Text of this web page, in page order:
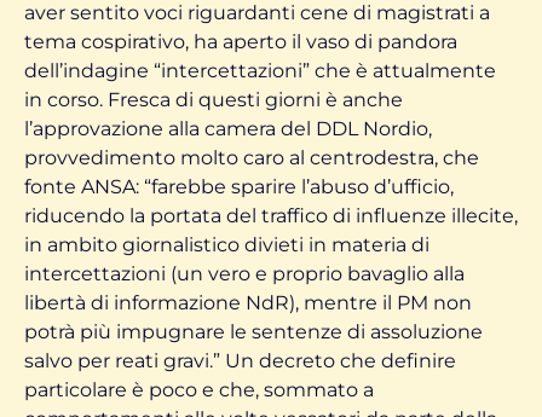
aver sentito voci riguardanti cene di magistrati a
tema cospirativo, ha aperto il vaso di pandora
dell’indagine “intercettazioni” che è attualmente
in corso. Fresca di questi giorni è anche
l’approvazione alla camera del DDL Nordio,
provvedimento molto caro al centrodestra, che
fonte ANSA: “farebbe sparire l’abuso d’ufficio,
riducendo la portata del traffico di influenze illecite,
in ambito giornalistico divieti in materia di
intercettazioni (un vero e proprio bavaglio alla
libertà di informazione NdR), mentre il PM non
potrà più impugnare le sentenze di assoluzione
salvo per reati gravi.” Un decreto che definire
particolare è poco e che, sommato a